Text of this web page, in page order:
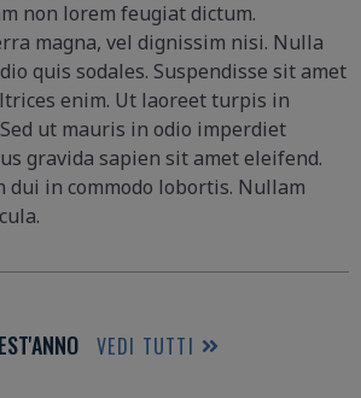
non lorem feugiat dictum.
magna, vel dignissim nisi. Nulla
quis sodales. Suspendisse sit amet
enim. Ut laoreet turpis in
ut mauris in odio imperdiet
gravida sapien sit amet eleifend.
in commodo lobortis. Nullam
VEDI TUTTI